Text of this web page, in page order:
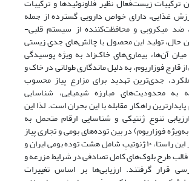
ترکیبات زیست‌فعال نظیر فلاونوئیدها و ترکیبات
غذایی، دارای خواص دارویی گسترده از جمله
ضد میکروبی و محافظت‌کننده از سیستم قلبی-
حال، تولید این محصول با چالش‌های جدی زیستی
آن‌ها، بیماری‌های خاک‌زاد به ویژه پوسیدگی
قارچ فوزاریوم، به دلیل ماندگاری طولانی در خاک و
جدی‌ترین تهدید برای مزارع پیاز محسوب
به محدودیت‌های مبارزه شیمیایی، شناسایی
راهکار مقابله با این بحران است. لذا این
تنوع ژنتیکی و شناسایی ارقام متحمل به
فوزاریوم) در بین توده‌های بومی و تجاری پیاز
طراحی گردید. در این راستا، ۱۰ ژنوتیپ شامل هشت توده بومی ایران و
طرح بلوک‌های کامل تصادفی در شرایط مزرعه و
قرار گرفتند. ارزیابی‌ها بر اساس تغییرات